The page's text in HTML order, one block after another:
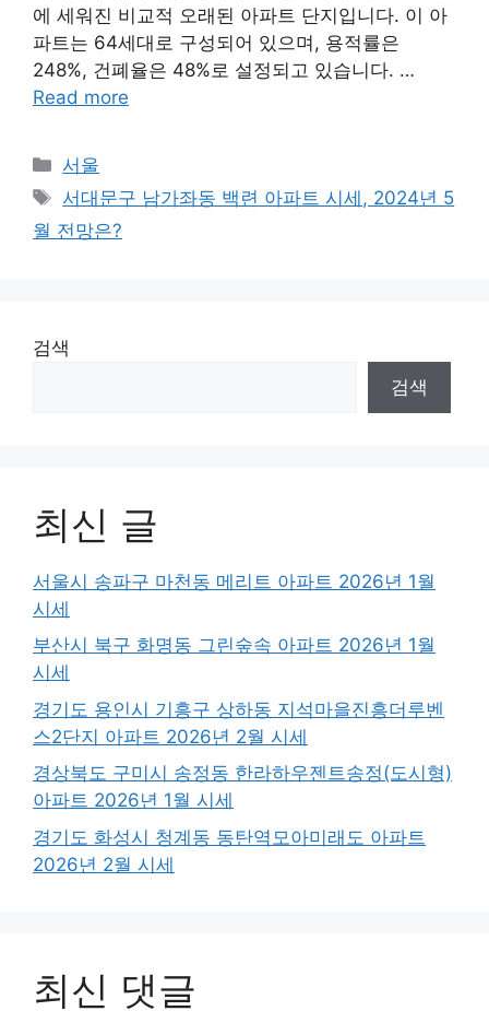
에 세워진 비교적 오래된 아파트 단지입니다. 이 아
파트는 64세대로 구성되어 있으며, 용적률은
248%, 건폐율은 48%로 설정되고 있습니다. …
Read more
Categories
서울
Tags
서대문구 남가좌동 백련 아파트 시세, 2024년 5
월 전망은?
검색
검색
최신 글
서울시 송파구 마천동 메리트 아파트 2026년 1월
시세
부산시 북구 화명동 그린숲속 아파트 2026년 1월
시세
경기도 용인시 기흥구 상하동 지석마을진흥더루벤
스2단지 아파트 2026년 2월 시세
경상북도 구미시 송정동 한라하우젠트송정(도시형)
아파트 2026년 1월 시세
경기도 화성시 청계동 동탄역모아미래도 아파트
2026년 2월 시세
최신 댓글